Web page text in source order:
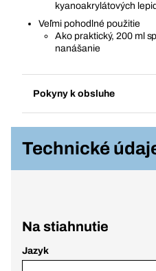
kyanoakrylátových
Veľmi pohodlné použitie
Ako praktický, 200 ml
nanášanie
Pokyny k obsluhe
Technické
Na stiahnutie
Jazyk